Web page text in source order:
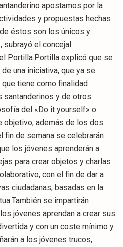
apostamos por la
y propuestas hechas
éstos son los únicos y
el concejal
Portilla.Portilla explicó que se
una iniciativa, que ya se
tiene como finalidad
santanderinos y de otros
del «Do it yourself» o
objetivo, además de los dos
fin de semana se celebrarán
los jóvenes aprenderán a
para crear objetos y charlas
con el fin de dar a
ciudadanas, basadas en la
se impartirán
jóvenes aprendan a crear sus
y con un coste mínimo y
a los jóvenes trucos,